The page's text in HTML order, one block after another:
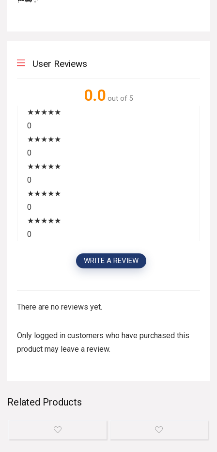
User Reviews
0.0 out of 5
★★★★★
0
★★★★★
0
★★★★★
0
★★★★★
0
★★★★★
0
WRITE A REVIEW
There are no reviews yet.
Only logged in customers who have purchased this
product may leave a review.
Related Products